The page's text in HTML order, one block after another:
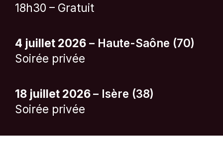
18h30 – Gratuit
4 juillet 2026 – Haute-Saône (70)
Soirée privée
18 juillet 2026– Isère (38)
Soirée privée